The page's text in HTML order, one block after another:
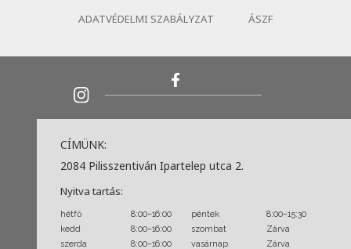
ADATVÉDELMI SZABÁLYZAT
ÁSZF
CÍMÜNK:
2084 Pilisszentiván Ipartelep utca 2.
Nyitva tartás:
hétfő 8:00–16:00 péntek
8:00–15:30
kedd
8:00–16:00 szombat
Zárva
szerda
8:00–16:00 vasárnap
Zárva